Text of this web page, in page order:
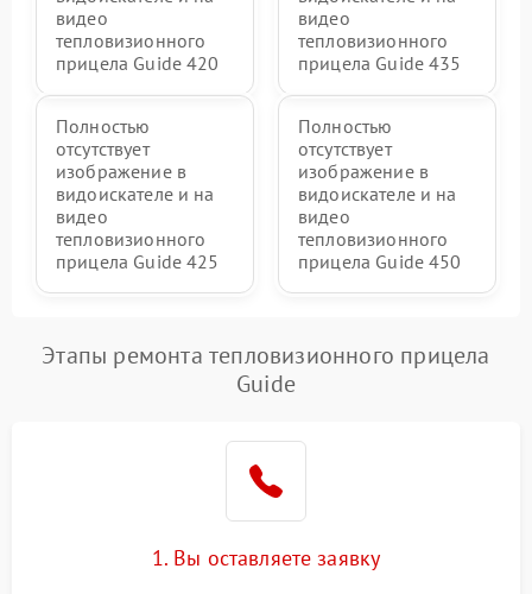
видео
тепловизионного
прицела Guide 420
видео
тепловизионного
прицела Guide 435
Полностью
отсутствует
изображение в
видоискателе и на
видео
тепловизионного
прицела Guide 425
Полностью
отсутствует
изображение в
видоискателе и на
видео
тепловизионного
прицела Guide 450
Этапы ремонта тепловизионного прицела
Guide
1. Вы оставляете заявку